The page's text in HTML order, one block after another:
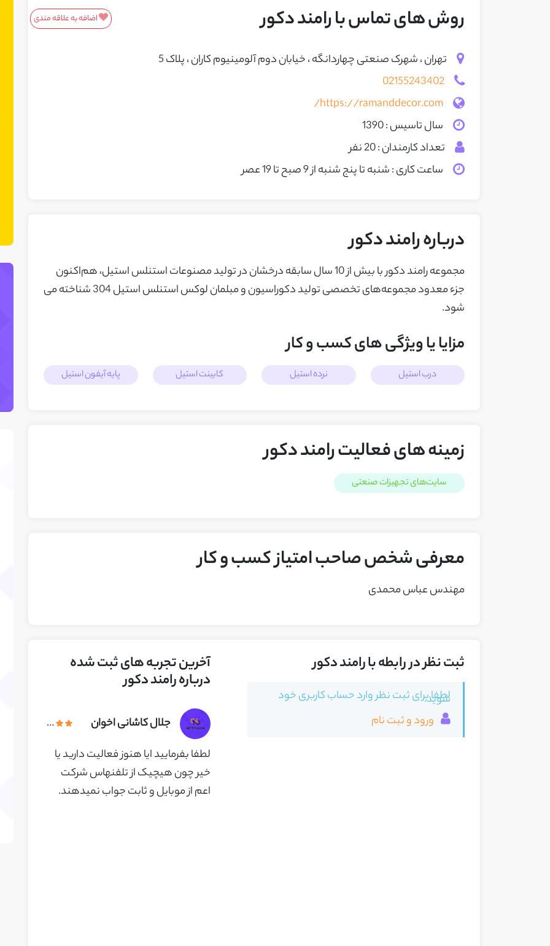
روش های تماس با رامند دکور اضافه به علاقه مندی
تهران ، شهرک صنعتی چهاردانگه ، خیابان دوم آلومینیوم کاران ، پلاک 5
02155243402
https://ramanddecor.com/
سال تاسیس : 1390
تعداد کارمندان : 20 نفر
ساعت کاری : شنبه تا پنج شنبه از 9 صبح تا 19 عصر
درباره رامند دکور
مجموعه رامند دکور با بیش از 10 سال سابقه درخشان در تولید مصنوعات استنلس استیل، هم‌اکنون
جزء معدود مجموعه‌های تخصصی تولید دکوراسیون و مبلمان لوکس استنلس استیل 304 شناخته می
شود.
مزایا یا ویژگی های کسب و کار
درب استیل نرده استیل کابینت استیل پایه آیفون استیل
زمینه های فعالیت رامند دکور
سایت‌های تجهیزات صنعتی
معرفی شخص صاحب امتیاز کسب و کار
مهندس عباس محمدی
ثبت نظر در رابطه با رامند دکور
لطفا برای ثبت نظر وارد حساب کاربری خود
شوید.
ورود و ثبت نام
آخرین تجربه های ثبت شده
درباره رامند دکور
جلال کاشانی اخوان
لطفا بفرمایید ایا هنوز فعالیت دارید یا
خیر چون هیچیک از تلفنهاس شرکت
اعم از موبایل و ثابت جواب نمیدهند.
معرفی محصولات/خدمات